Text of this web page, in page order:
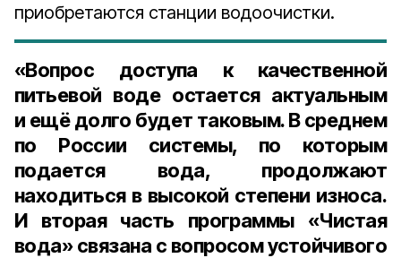
приобретаются станции водоочистки.
«Вопрос доступа к качественной
питьевой воде остается актуальным
и ещё долго будет таковым. В среднем
по России системы, по которым
подается вода, продолжают
находиться в высокой степени износа.
И вторая часть программы «Чистая
вода» связана с вопросом устойчивого